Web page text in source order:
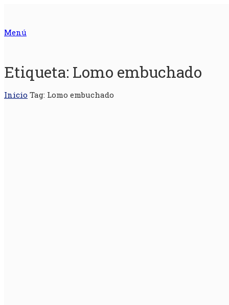
Menú
Etiqueta: Lomo embuchado
Inicio Tag: Lomo embuchado